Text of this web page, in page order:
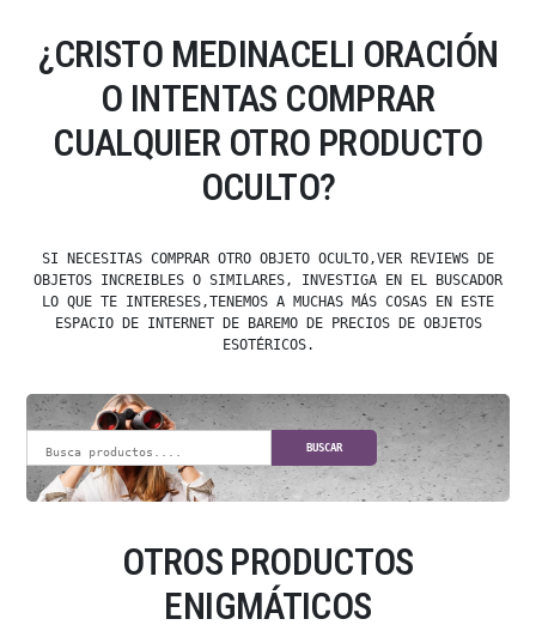
¿CRISTO MEDINACELI ORACIÓN
O INTENTAS COMPRAR
CUALQUIER OTRO PRODUCTO
OCULTO?
SI NECESITAS COMPRAR OTRO OBJETO OCULTO,VER REVIEWS DE
OBJETOS INCREIBLES O SIMILARES, INVESTIGA EN EL BUSCADOR
LO QUE TE INTERESES,TENEMOS A MUCHAS MÁS COSAS EN ESTE
ESPACIO DE INTERNET DE BAREMO DE PRECIOS DE OBJETOS
ESOTÉRICOS.
BUSCAR
OTROS PRODUCTOS
ENIGMÁTICOS